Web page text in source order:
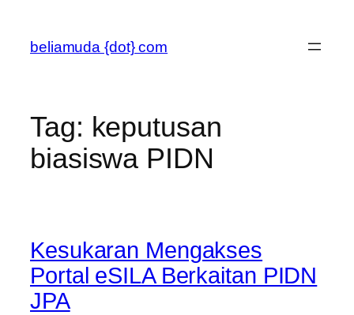
content
beliamuda {dot} com
Tag: keputusan
biasiswa PIDN
Kesukaran Mengakses
Portal eSILA Berkaitan PIDN
JPA